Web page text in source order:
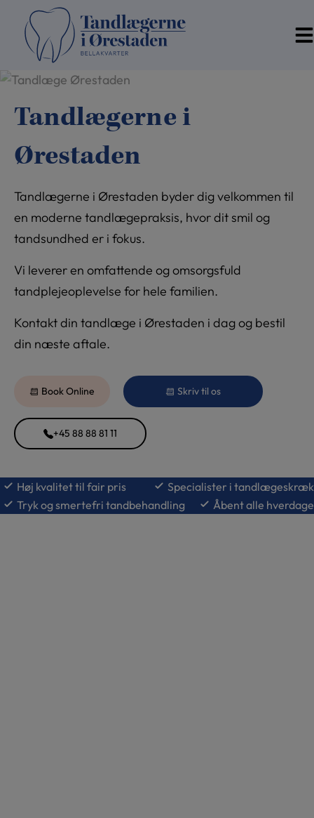
indholdet
Tandlægerne i
Ørestaden
Tandlægerne i Ørestaden byder dig velkommen til
en moderne tandlægepraksis, hvor dit smil og
tandsundhed er i fokus.
Vi leverer en omfattende og omsorgsfuld
tandplejeoplevelse for hele familien.
Kontakt din tandlæge i Ørestaden i dag og bestil
din næste aftale.
Book Online Skriv til os
+45 88 88 81 11
Høj kvalitet til fair pris
Specialister i tandlægeskræk
Tryk og smertefri tandbehandling
Åbent alle hverdage